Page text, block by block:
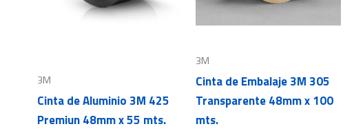
3M
Cinta de Aluminio 3M 425
Premiun 48mm x 55 mts.
3M
Cinta de Embalaje 3M 305
Transparente 48mm x 100
mts.